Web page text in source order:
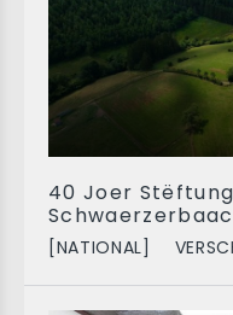
40 Joer
[NATIONAL]